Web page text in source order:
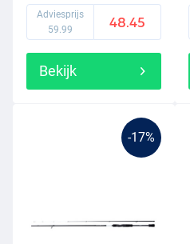
Adviesprijs
59.99
48.45
Bekijk
-17%